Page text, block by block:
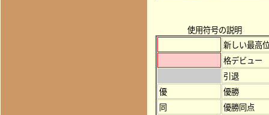
使用符号の説明
新しい最高
格デビュー
引退
優
優勝
同
優勝同点